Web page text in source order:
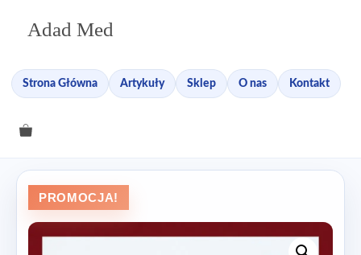
Adad Med
Strona Główna Artykuły Sklep O nas Kontakt
PROMOCJA!